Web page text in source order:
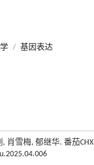
/ 基因表达
肖雪梅, 郁继华. 番茄